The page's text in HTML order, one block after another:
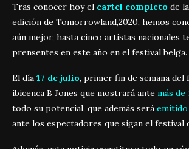
Tras conocer hoy el cartel completo de
edición de Tomorrowland,2020, hemos
aún mejor, hasta cinco artistas nacionales
prensentes en este año en el festival belga.
El día 17 de julio, primer fin de semana del
ibicenca B Jones que mostrará ante más de
todo su potencial, que además será
ante los espectadores que sigan el festival